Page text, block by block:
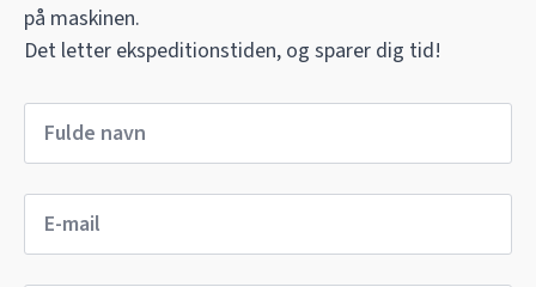
på maskinen.
Det letter ekspeditionstiden, og sparer dig tid!